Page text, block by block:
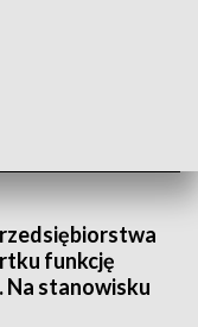
funkcję
Na stanowisku